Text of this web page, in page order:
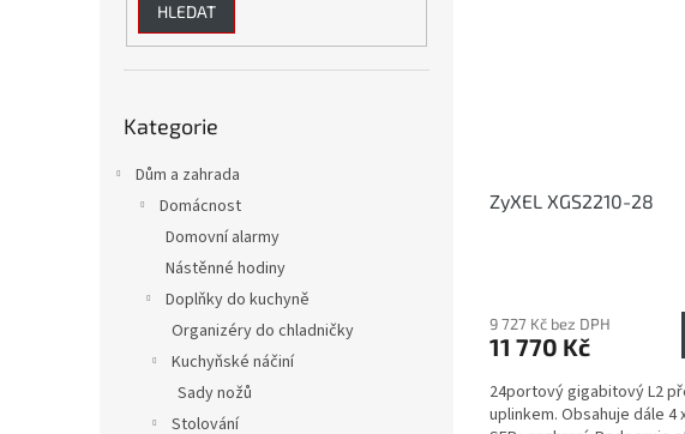
HLEDAT
kategorie
Kategorie
Dům a zahrada
Domácnost
Domovní alarmy
Nástěnné hodiny
Doplňky do kuchyně
Organizéry do chladničky
Kuchyňské náčiní
Sady nožů
Stolování
ZyXEL XGS2210-28
9 727 Kč bez DPH
11 770 Kč
24portový gigabitový L2
uplinkem. Obsahuje dále 4